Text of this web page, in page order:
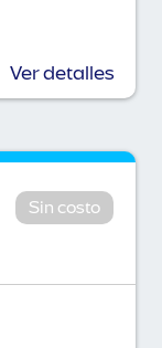
Ver detalles
Sin costo